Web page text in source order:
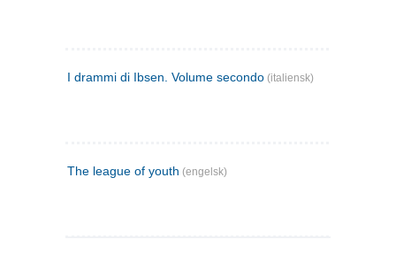
I drammi di Ibsen. Volume secondo (italiensk)
The league of youth (engelsk)